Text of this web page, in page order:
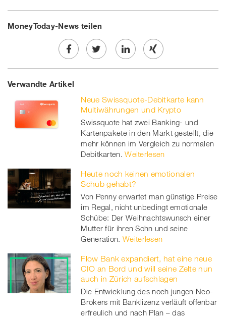
MoneyToday-News teilen
Share
on
Facebook
Twe
on
twitt
er
Share
linkedin
Share
Xing
Verwandte Artikel
Neue Swissquote-Debitkarte kann
Multiwährungen und Krypto
Swissquote hat zwei Banking- und
Kartenpakete in den Markt gestellt, die
mehr können im Vergleich zu normalen
Debitkarten.Weiterlesen
Heute noch keinen emotionalen
Schub gehabt?
Von Penny erwartet man günstige Preise
im Regal, nicht unbedingt emotionale
Schübe: Der Weihnachtswunsch einer
Mutter für ihren Sohn und seine
Generation. Weiterlesen
Flow Bank expandiert, hat eine neue
CIO an Bord und will seine Zelte nun
auch in Zürich aufschlagen
Die Entwicklung des noch jungen Neo-
Brokers mit Banklizenz verläuft offenbar
erfreulich und nach Plan – das